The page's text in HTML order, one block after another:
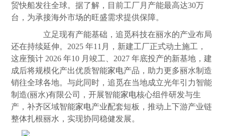
贸快船发往全球。据了解，目前工厂月产能最高达30万
台，为承接海外市场的旺盛需求提供保障。
立足现有产能基础，追觅科技在丽水的产业布局
还在持续延伸。2025 年11月，新建工厂正式动土施工，
这座预计 2026 年10 月竣工、2027 年底投产的新基地，建
成后将规模化产出优质智能家电产品，助力更多丽水制造
销往全球各地。与此同时，追觅在当地成立光年引力智能
制造(丽水)有限公司，开展智能家电核心组件研发与生
产，补齐区域智能家电产业配套短板，推动上下游产业链
整体扎根丽水，实现协同稳健发展。